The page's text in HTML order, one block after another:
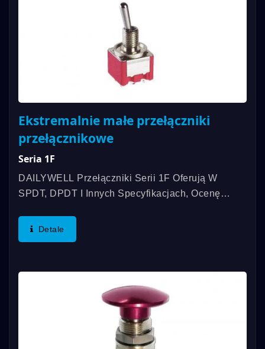
Ekstremalnie małe przełączniki
przełącznikowe
Seria 1F
DAILYWELL Przełączniki Serii 1F Oferują W
SPDT, DPDT I Innych Specyfikacjach, Ocenę
I Spełniają Standard IP67 Oraz Trwałość
Mechaniczną Do 100 000 Razy. Przełączniki...
Detale